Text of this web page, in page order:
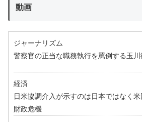
動画
ジャーナリズム
警察官の正当な職務執行を罵倒する玉川
経済
日米協調介入が示すのは日本ではなく
財政危機